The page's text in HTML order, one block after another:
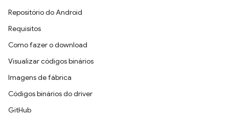
Repositório do Android
Requisitos
Como fazer o download
Visualizar códigos binários
Imagens de fábrica
Códigos binários do driver
GitHub